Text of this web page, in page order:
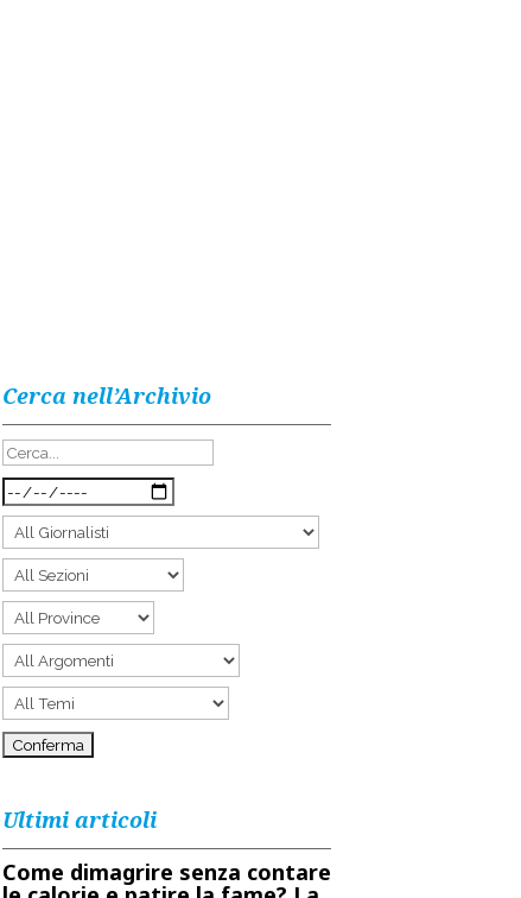
Cerca nell’Archivio
Ultimi articoli
Come dimagrire senza contare